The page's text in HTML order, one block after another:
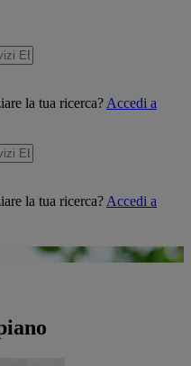
la tua ricerca? Accedi a
la tua ricerca? Accedi a